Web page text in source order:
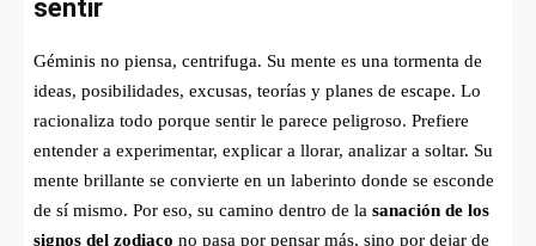
sentir
Géminis no piensa, centrifuga. Su mente es una tormenta de
ideas, posibilidades, excusas, teorías y planes de escape. Lo
racionaliza todo porque sentir le parece peligroso. Prefiere
entender a experimentar, explicar a llorar, analizar a soltar. Su
mente brillante se convierte en un laberinto donde se esconde
de sí mismo. Por eso, su camino dentro de la sanación de los
signos del zodiaco no pasa por pensar más, sino por dejar de